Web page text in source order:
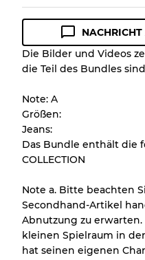
Zustandsrichtlinie
Alle Produkte
jedes Artikels vor
können.
Es gibt eine
aufgrund des
Unser 3-Stufen-
Note AFast neu,
Die Bilder und Videos
die Teil des Bundles
Note: A
Größen:
Jeans:
Das Bundle enthält die
COLLECTION
Note a. Bitte beachten
Secondhand-Artikel
Abnutzung zu
kleinen Spielraum in
hat seinen eigenen